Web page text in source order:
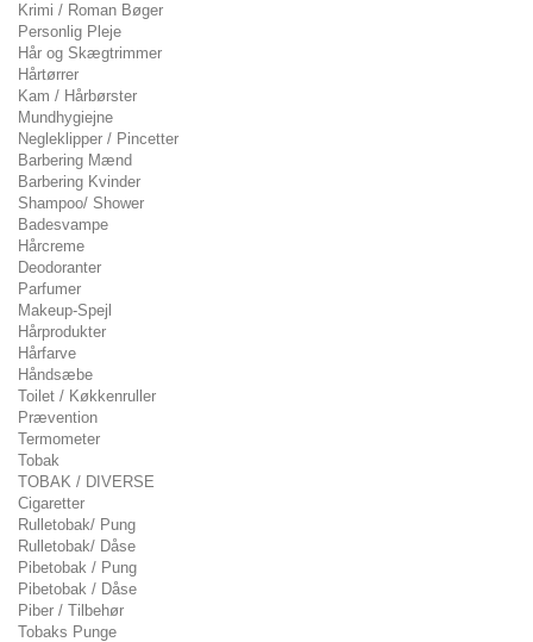
Krimi / Roman Bøger
Personlig Pleje
Hår og Skægtrimmer
Hårtørrer
Kam / Hårbørster
Mundhygiejne
Negleklipper / Pincetter
Barbering Mænd
Barbering Kvinder
Shampoo/ Shower
Badesvampe
Hårcreme
Deodoranter
Parfumer
Makeup-Spejl
Hårprodukter
Hårfarve
Håndsæbe
Toilet / Køkkenruller
Prævention
Termometer
Tobak
TOBAK / DIVERSE
Cigaretter
Rulletobak/ Pung
Rulletobak/ Dåse
Pibetobak / Pung
Pibetobak / Dåse
Piber / Tilbehør
Tobaks Punge